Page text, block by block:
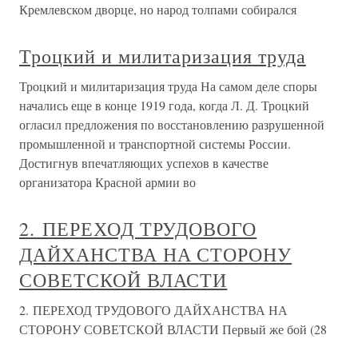
Кремлевском дворце, но народ толпами собирался
Троцкий и милитаризация труда
Троцкий и милитаризация труда На самом деле споры
начались еще в конце 1919 года, когда Л. Д. Троцкий
огласил предложения по восстановлению разрушенной
промышленной и транспортной системы России.
Достигнув впечатляющих успехов в качестве
организатора Красной армии во
2. ПЕРЕХОД ТРУДОВОГО
ДАЙХАНСТВА НА СТОРОНУ
СОВЕТСКОЙ ВЛАСТИ
2. ПЕРЕХОД ТРУДОВОГО ДАЙХАНСТВА НА
СТОРОНУ СОВЕТСКОЙ ВЛАСТИ Первый же бой (28